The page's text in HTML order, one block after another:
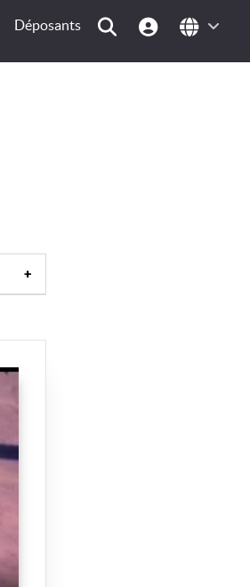
Déposants